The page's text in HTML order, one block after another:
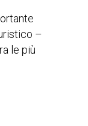
–
le più